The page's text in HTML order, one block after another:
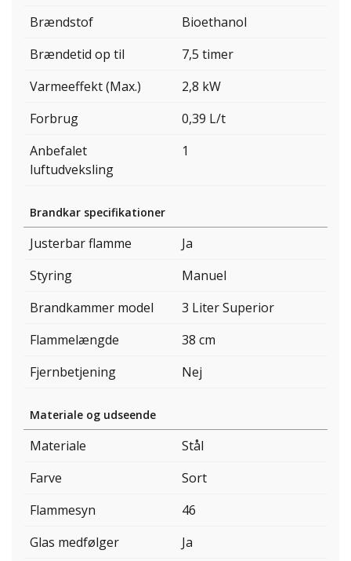
Brændstof
Bioethanol
Brændetid op til
7,5 timer
Varmeeffekt (Max.)
2,8 kW
Forbrug
0,39 L/t
Anbefalet
luftudveksling
1
Brandkar specifikationer
Justerbar flamme
Ja
Styring
Manuel
Brandkammer model
3 Liter Superior
Flammelængde
38 cm
Fjernbetjening
Nej
Materiale og udseende
Materiale
Stål
Farve
Sort
Flammesyn
46
Glas medfølger
Ja